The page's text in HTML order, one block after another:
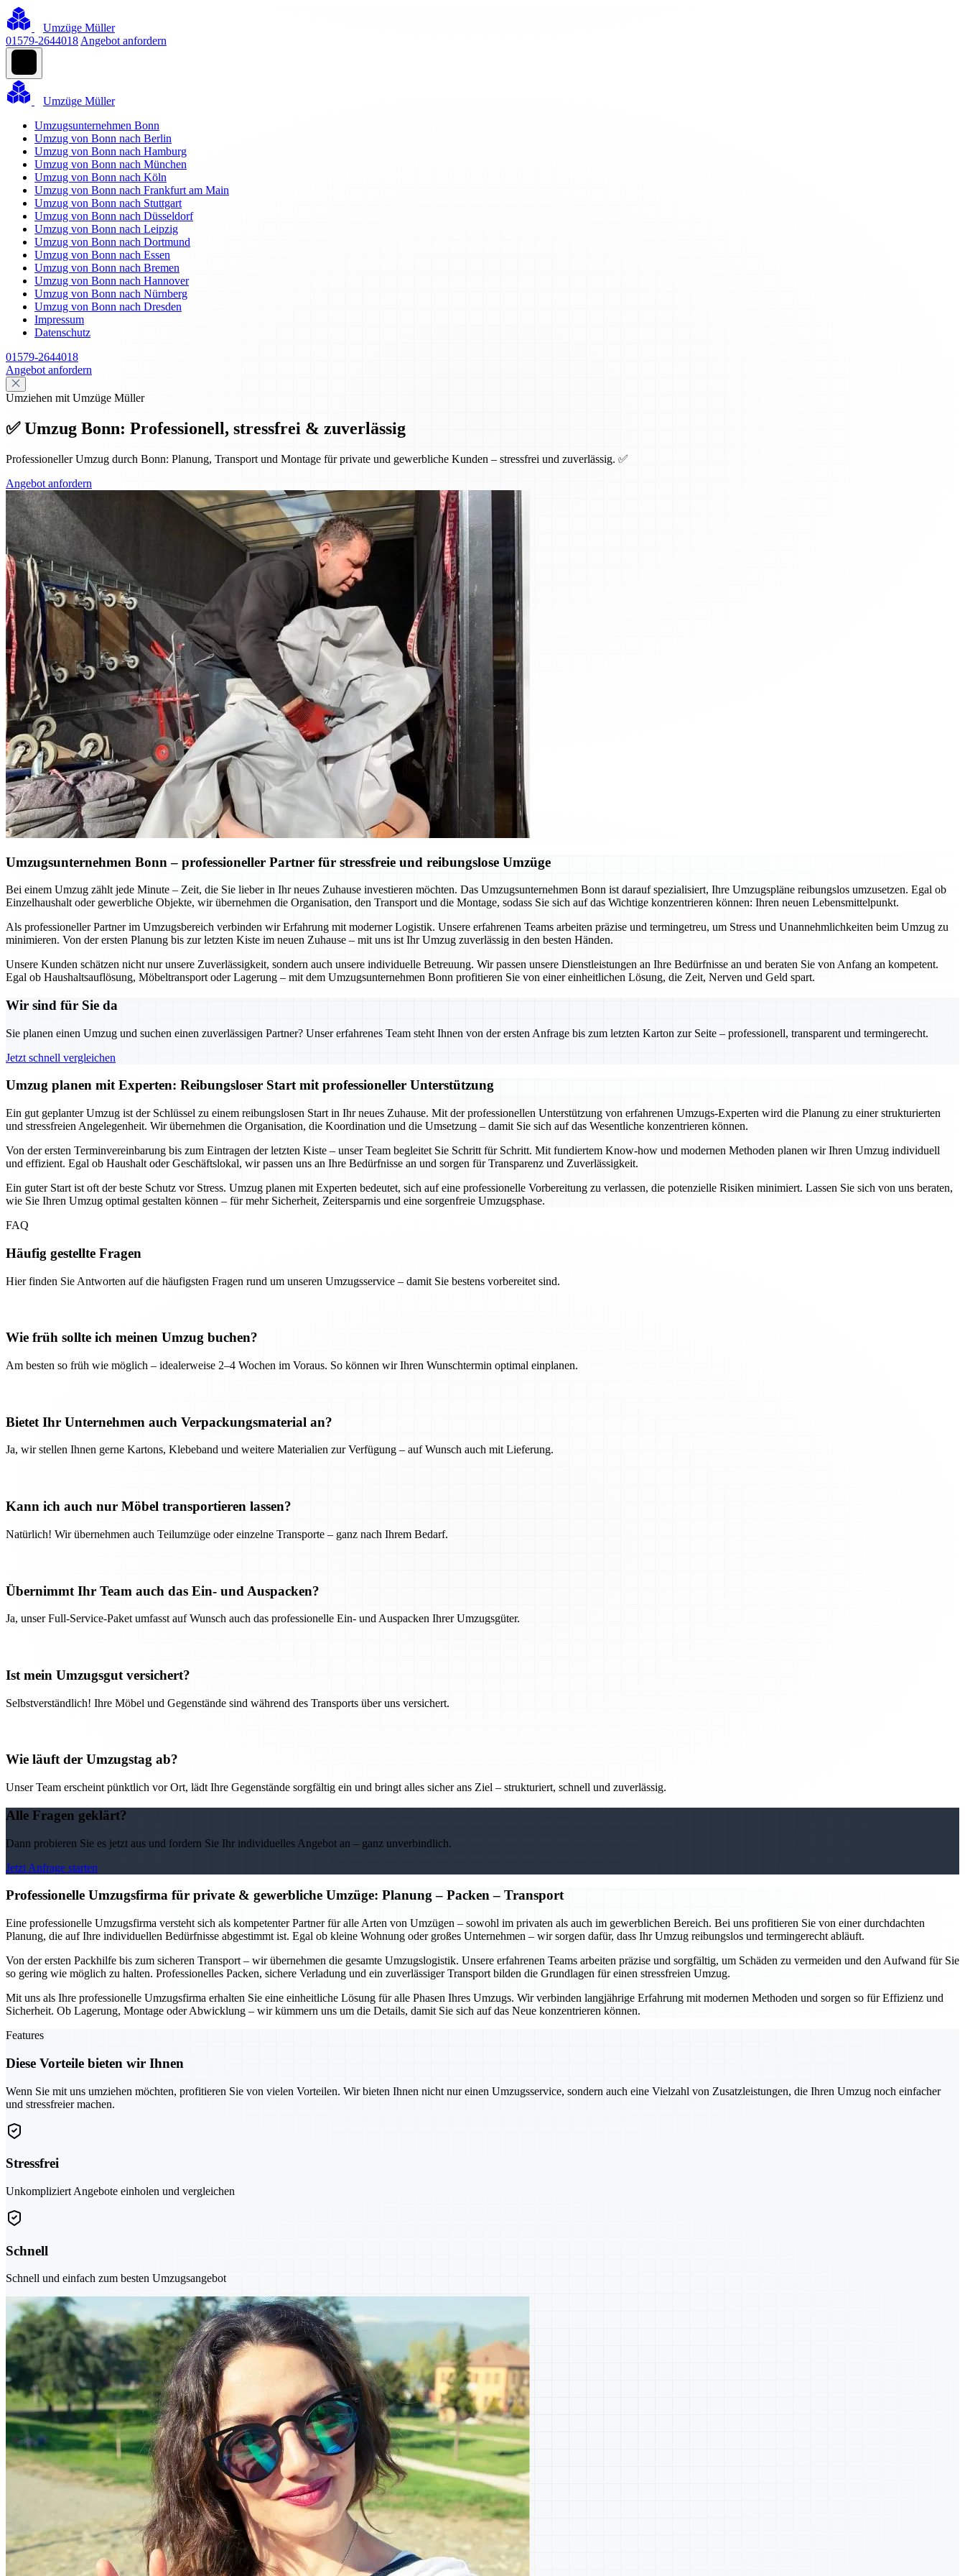
Umzüge Müller
01579-2644018 Angebot anfordern
Umzüge Müller
Umzugsunternehmen Bonn
Umzug von Bonn nach Berlin
Umzug von Bonn nach Hamburg
Umzug von Bonn nach München
Umzug von Bonn nach Köln
Umzug von Bonn nach Frankfurt am Main
Umzug von Bonn nach Stuttgart
Umzug von Bonn nach Düsseldorf
Umzug von Bonn nach Leipzig
Umzug von Bonn nach Dortmund
Umzug von Bonn nach Essen
Umzug von Bonn nach Bremen
Umzug von Bonn nach Hannover
Umzug von Bonn nach Nürnberg
Umzug von Bonn nach Dresden
Impressum
Datenschutz
01579-2644018
Angebot anfordern
Umziehen mit Umzüge Müller
✅ Umzug Bonn: Professionell, stressfrei & zuverlässig
Professioneller Umzug durch Bonn: Planung, Transport und Montage für private und gewerbliche Kunden – stressfrei und zuverlässig. ✅
Angebot anfordern
Umzugsunternehmen Bonn – professioneller Partner für stressfreie und reibungslose Umzüge
Bei einem Umzug zählt jede Minute – Zeit, die Sie lieber in Ihr neues Zuhause investieren möchten. Das Umzugsunternehmen Bonn ist darauf spezialisiert, Ihre Umzugspläne reibungslos umzusetzen. Egal ob
Einzelhaushalt oder gewerbliche Objekte, wir übernehmen die Organisation, den Transport und die Montage, sodass Sie sich auf das Wichtige konzentrieren können: Ihren neuen Lebensmittelpunkt.
Als professioneller Partner im Umzugsbereich verbinden wir Erfahrung mit moderner Logistik. Unsere erfahrenen Teams arbeiten präzise und termingetreu, um Stress und Unannehmlichkeiten beim Umzug zu
minimieren. Von der ersten Planung bis zur letzten Kiste im neuen Zuhause – mit uns ist Ihr Umzug zuverlässig in den besten Händen.
Unsere Kunden schätzen nicht nur unsere Zuverlässigkeit, sondern auch unsere individuelle Betreuung. Wir passen unsere Dienstleistungen an Ihre Bedürfnisse an und beraten Sie von Anfang an kompetent.
Egal ob Haushaltsauflösung, Möbeltransport oder Lagerung – mit dem Umzugsunternehmen Bonn profitieren Sie von einer einheitlichen Lösung, die Zeit, Nerven und Geld spart.
Wir sind für Sie da
Sie planen einen Umzug und suchen einen zuverlässigen Partner? Unser erfahrenes Team steht Ihnen von der ersten Anfrage bis zum letzten Karton zur Seite – professionell, transparent und termingerecht.
Jetzt schnell vergleichen
Umzug planen mit Experten: Reibungsloser Start mit professioneller Unterstützung
Ein gut geplanter Umzug ist der Schlüssel zu einem reibungslosen Start in Ihr neues Zuhause. Mit der professionellen Unterstützung von erfahrenen Umzugs-Experten wird die Planung zu einer strukturierten
und stressfreien Angelegenheit. Wir übernehmen die Organisation, die Koordination und die Umsetzung – damit Sie sich auf das Wesentliche konzentrieren können.
Von der ersten Terminvereinbarung bis zum Eintragen der letzten Kiste – unser Team begleitet Sie Schritt für Schritt. Mit fundiertem Know-how und modernen Methoden planen wir Ihren Umzug individuell
und effizient. Egal ob Haushalt oder Geschäftslokal, wir passen uns an Ihre Bedürfnisse an und sorgen für Transparenz und Zuverlässigkeit.
Ein guter Start ist oft der beste Schutz vor Stress. Umzug planen mit Experten bedeutet, sich auf eine professionelle Vorbereitung zu verlassen, die potenzielle Risiken minimiert. Lassen Sie sich von uns beraten,
wie Sie Ihren Umzug optimal gestalten können – für mehr Sicherheit, Zeitersparnis und eine sorgenfreie Umzugsphase.
FAQ
Häufig gestellte Fragen
Hier finden Sie Antworten auf die häufigsten Fragen rund um unseren Umzugsservice – damit Sie bestens vorbereitet sind.
Wie früh sollte ich meinen Umzug buchen?
Am besten so früh wie möglich – idealerweise 2–4 Wochen im Voraus. So können wir Ihren Wunschtermin optimal einplanen.
Bietet Ihr Unternehmen auch Verpackungsmaterial an?
Ja, wir stellen Ihnen gerne Kartons, Klebeband und weitere Materialien zur Verfügung – auf Wunsch auch mit Lieferung.
Kann ich auch nur Möbel transportieren lassen?
Natürlich! Wir übernehmen auch Teilumzüge oder einzelne Transporte – ganz nach Ihrem Bedarf.
Übernimmt Ihr Team auch das Ein- und Auspacken?
Ja, unser Full-Service-Paket umfasst auf Wunsch auch das professionelle Ein- und Auspacken Ihrer Umzugsgüter.
Ist mein Umzugsgut versichert?
Selbstverständlich! Ihre Möbel und Gegenstände sind während des Transports über uns versichert.
Wie läuft der Umzugstag ab?
Unser Team erscheint pünktlich vor Ort, lädt Ihre Gegenstände sorgfältig ein und bringt alles sicher ans Ziel – strukturiert, schnell und zuverlässig.
Alle Fragen geklärt?
Dann probieren Sie es jetzt aus und fordern Sie Ihr individuelles Angebot an – ganz unverbindlich.
Jetzt Anfrage starten
Professionelle Umzugsfirma für private & gewerbliche Umzüge: Planung – Packen – Transport
Eine professionelle Umzugsfirma versteht sich als kompetenter Partner für alle Arten von Umzügen – sowohl im privaten als auch im gewerblichen Bereich. Bei uns profitieren Sie von einer durchdachten
Planung, die auf Ihre individuellen Bedürfnisse abgestimmt ist. Egal ob kleine Wohnung oder großes Unternehmen – wir sorgen dafür, dass Ihr Umzug reibungslos und termingerecht abläuft.
Von der ersten Packhilfe bis zum sicheren Transport – wir übernehmen die gesamte Umzugslogistik. Unsere erfahrenen Teams arbeiten präzise und sorgfältig, um Schäden zu vermeiden und den Aufwand für Sie
so gering wie möglich zu halten. Professionelles Packen, sichere Verladung und ein zuverlässiger Transport bilden die Grundlagen für einen stressfreien Umzug.
Mit uns als Ihre professionelle Umzugsfirma erhalten Sie eine einheitliche Lösung für alle Phasen Ihres Umzugs. Wir verbinden langjährige Erfahrung mit modernen Methoden und sorgen so für Effizienz und
Sicherheit. Ob Lagerung, Montage oder Abwicklung – wir kümmern uns um die Details, damit Sie sich auf das Neue konzentrieren können.
Features
Diese Vorteile bieten wir Ihnen
Wenn Sie mit uns umziehen möchten, profitieren Sie von vielen Vorteilen. Wir bieten Ihnen nicht nur einen Umzugsservice, sondern auch eine Vielzahl von Zusatzleistungen, die Ihren Umzug noch einfacher
und stressfreier machen.
Stressfrei
Unkompliziert Angebote einholen und vergleichen
Schnell
Schnell und einfach zum besten Umzugsangebot